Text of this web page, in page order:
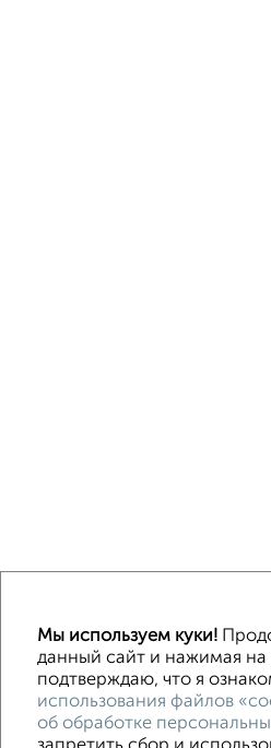
Однокомнатные Двухкомнатные
Без посредников
На длительный
Контакты
Политика
Пользовательское соглашение
Мы используем куки!
данный сайт и нажимая на
подтверждаю, что я
использования файлов
об обработке